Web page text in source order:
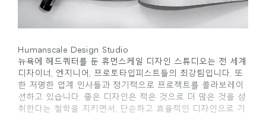
Humanscale Design Studio
뉴욕에 헤드쿼터를 둔 휴먼스케일 디자인 스튜디오는 전 세계
디자이너, 엔지니어, 프로토타입피스트들의 최강팀입니다. 또
한 저명한 업계 인사들과 정기적으로 프로젝트를 콜라보레이
션하고 있습니다. 좋은 디자인은 적은 것으로 더 많은 것을 성
취한다는 철학을 지키면서, 단순하고 효율적인 디자인으로 기